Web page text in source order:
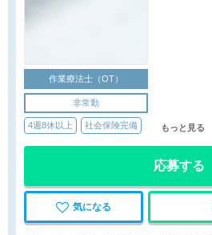
作業療法士（OT）
非常勤
4週8休以上 社会保険完備 もっと見る
応募する
気になる